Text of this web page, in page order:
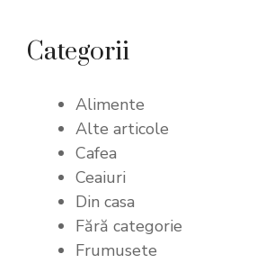
Categorii
Alimente
Alte articole
Cafea
Ceaiuri
Din casa
Fără categorie
Frumusete